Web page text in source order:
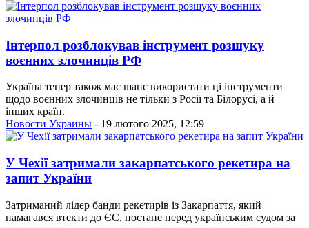
Інтерпол розблокував інструмент розшуку
воєнних злочинців РФ
Україна тепер також має шанс використати ці інструменти
щодо воєнних злочинців не тільки з Росії та Білорусі, а й
інших країн.
Новости Украины - 19 лютого 2025, 12:59
У Чехії затримали закарпатського рекетира на
запит України
Затриманий лідер банди рекетирів із Закарпаття, який
намагався втекти до ЄС, постане перед українським судом за